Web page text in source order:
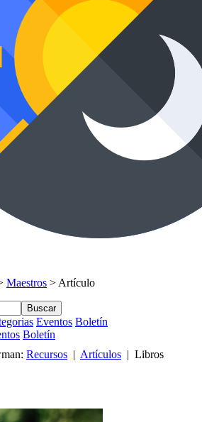
Maestros > Artículo
Buscar
Eventos Boletín
Boletín
Recursos | Artículos | Libros